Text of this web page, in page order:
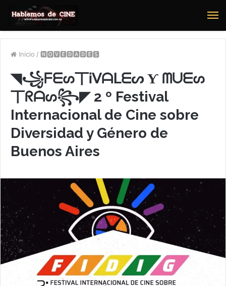
Inicio / 🅽🅾🆅🅴🅳🅰🅳🅴🆂
◥꧁ᖴᗴᔕ丅Ꭵᐯᗩᒪᗴᔕ Ƴ ᗰᑌᗴᔕ
丅ᖇᗩᔕ꧂◤ 2 º Festival
Internacional de Cine sobre
Diversidad y Género de
Buenos Aires